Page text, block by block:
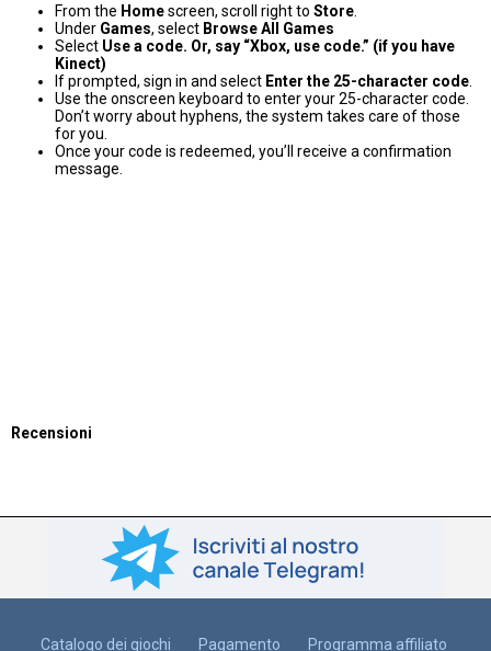
From the Homescreen, scroll right to Store
Under Games, select Browse All Games
Select Use a code. Or, say “Xbox, use code.” (if you have
Kinect)
If prompted, sign in and select Enter the 25-character code
Use the onscreen keyboard to enter your 25-character code.
Don’t worry about hyphens, the system takes care of those
for you.
Once your code is redeemed, you’ll receive a confirmation
message.
Recensioni
Catalogo dei giochi Pagamento Programma affiliato